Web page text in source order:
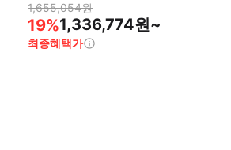
1,655,054원
19%1,336,774원~
최종혜택가